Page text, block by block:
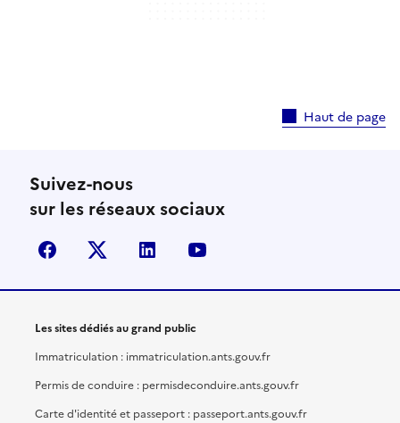
Haut de page
Suivez-nous
sur les réseaux sociaux
facebook X (anciennement Twitter)
linkedin
Les sites dédiés au grand public
Immatriculation : immatriculation.ants.gouv.fr
Permis de conduire : permisdeconduire.ants.gouv.fr
Carte d'identité et passeport : passeport.ants.gouv.fr